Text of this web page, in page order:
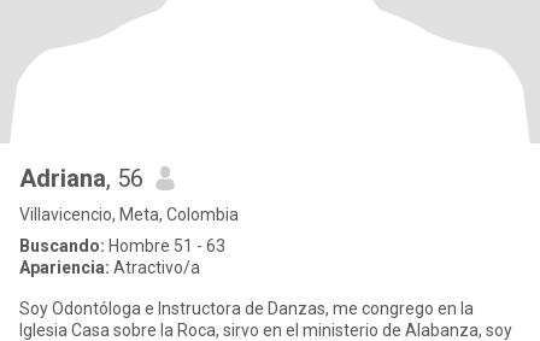
Adriana, 56
Villavicencio, Meta, Colombia
Buscando: Hombre 51 - 63
Apariencia: Atractivo/a
Soy Odontóloga e Instructora de Danzas, me congrego en la
Iglesia Casa sobre la Roca, sirvo en el ministerio de Alabanza, soy